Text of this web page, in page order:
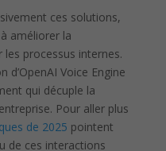
ces solutions,
améliorer la
processus internes.
d’OpenAI Voice Engine
qui décuple la
Pour aller plus
de 2025 pointent
de ces interactions